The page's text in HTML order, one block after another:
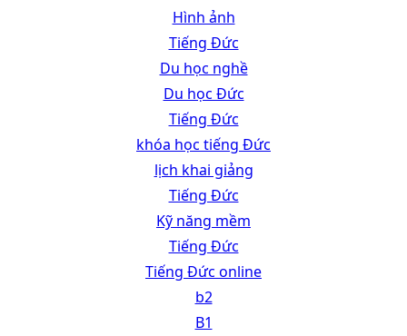
Hình ảnh
Tiếng Đức
Du học nghề
Du học Đức
Tiếng Đức
khóa học tiếng Đức
lịch khai giảng
Tiếng Đức
Kỹ năng mềm
Tiếng Đức
Tiếng Đức online
b2
B1